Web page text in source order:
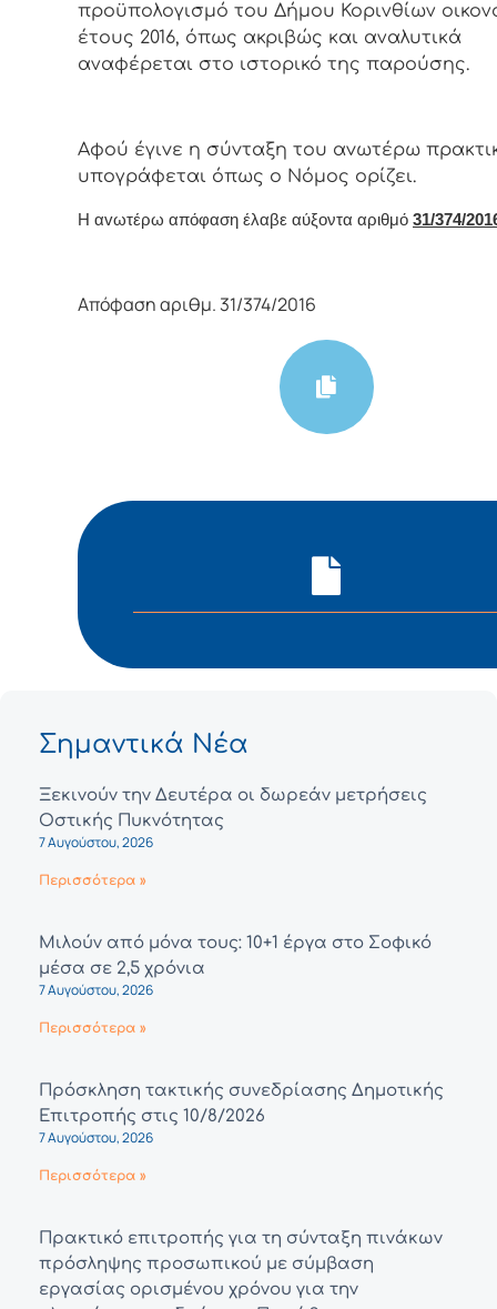
προϋπολογισμό του Δήμου Κορινθίων
έτους 2016, όπως ακριβώς και αναλυτικά
αναφέρεται στο ιστορικό της παρούσης.
Αφoύ έγιvε η σύvταξη τoυ αvωτέρω
υπoγράφεται όπως o Νόμoς oρίζει.
Η αvωτέρω απόφαση έλαβε αύξοντα αριθμό 31/374/
Απόφαση αριθμ. 31/374/2016
Σημαντικά Νέα
Ξεκινούν την Δευτέρα οι δωρεάν μετρήσεις
Οστικής Πυκνότητας
7 Αυγούστου, 2026
Περισσότερα »
Μιλούν από μόνα τους: 10+1 έργα στο Σοφικό
μέσα σε 2,5 χρόνια
7 Αυγούστου, 2026
Περισσότερα »
Πρόσκληση τακτικής συνεδρίασης Δημοτικής
Επιτροπής στις 10/8/2026
7 Αυγούστου, 2026
Περισσότερα »
Πρακτικό επιτροπής για τη σύνταξη πινάκων
πρόσληψης προσωπικού με σύμβαση
εργασίας ορισμένου χρόνου για την